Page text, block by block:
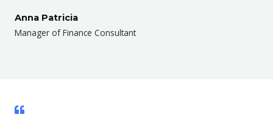
Anna Patricia
Manager of Finance Consultant